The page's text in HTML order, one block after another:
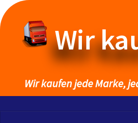
Wir
Wir kaufen jede Marke,